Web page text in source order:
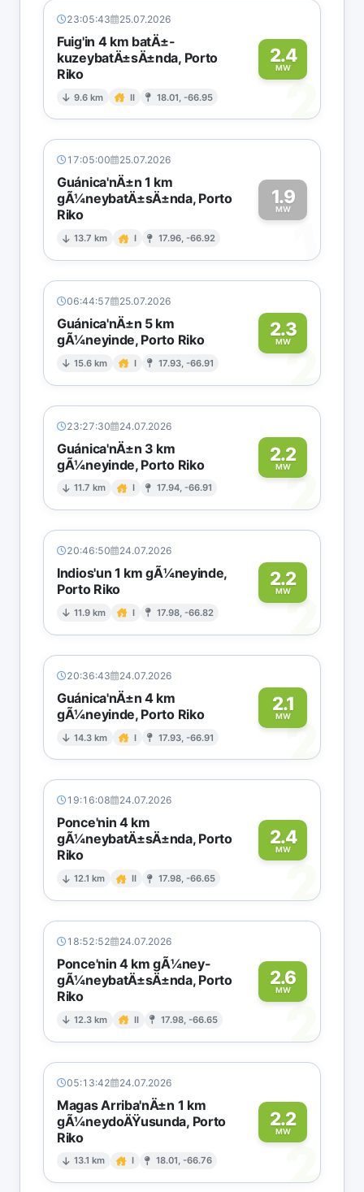
23:05:43 25.07.2026
Fuig'in 4 km batÄ±-
kuzeybatÄ±sÄ±nda, Porto
Riko
9.6 km II 18.01, -66.95
2.4
MW
2
17:05:00 25.07.2026
Guánica'nÄ±n 1 km
gÃ¼neybatÄ±sÄ±nda, Porto
Riko
13.7 km I 17.96, -66.92
1.9
MW
1
06:44:57 25.07.2026
Guánica'nÄ±n 5 km
gÃ¼neyinde, Porto Riko
15.6 km I 17.93, -66.91
2.3
MW2
23:27:30 24.07.2026
Guánica'nÄ±n 3 km
gÃ¼neyinde, Porto Riko
11.7 km I 17.94, -66.91
2.2
MW2
20:46:50 24.07.2026
Indios'un 1 km gÃ¼neyinde,
Porto Riko
11.9 km I 17.98, -66.82
2.2
MW
2
20:36:43 24.07.2026
Guánica'nÄ±n 4 km
gÃ¼neyinde, Porto Riko
14.3 km I 17.93, -66.91
2.1
MW2
19:16:08 24.07.2026
Ponce'nin 4 km
gÃ¼neybatÄ±sÄ±nda, Porto
Riko
12.1 km II 17.98, -66.65
2.4
MW
2
18:52:52 24.07.2026
Ponce'nin 4 km gÃ¼ney-
gÃ¼neybatÄ±sÄ±nda, Porto
Riko
12.3 km II 17.98, -66.65
2.6
MW
2
05:13:42 24.07.2026
Magas Arriba'nÄ±n 1 km
gÃ¼neydoÄŸusunda, Porto
Riko
13.1 km I 18.01, -66.76
2.2
MW
2